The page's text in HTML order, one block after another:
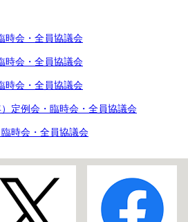
会・全員協議会
会・全員協議会
会・全員協議会
定例会・臨時会・全員協議会
時会・全員協議会